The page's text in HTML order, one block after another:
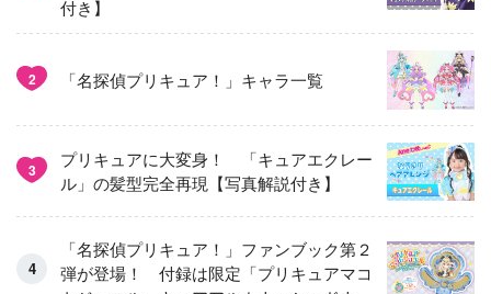
付き】
2 「名探偵プリキュア！」キャラ一覧
3
プリキュアに大変身！ 「キュアエクレー
ル」の髪型完全再現【写真解説付き】
「名探偵プリキュア！」ファンブック第２
弾が登場！ 付録は限定「プリキュアマコ